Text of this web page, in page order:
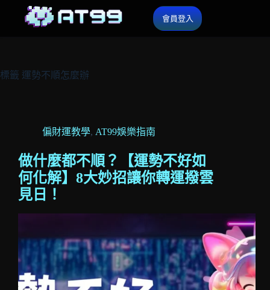
會員登入
標籤 運勢不順怎麼辦
偏財運教學, AT99娛樂指南
做什麼都不順？【運勢不好如
何化解】8大妙招讓你轉運撥雲
見日！